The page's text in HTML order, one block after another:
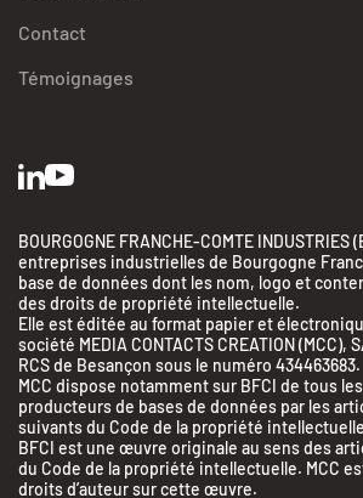
Contact
Témoignages
BOURGOGNE FRANCHE-COMTE INDUSTRIES
entreprises industrielles de Bourgogne
base de données dont les nom, logo et
des droits de propriété intellectuelle.
Elle est éditée au format papier et
société MEDIA CONTACTS CREATION (MCC),
RCS de Besançon sous le numéro 434463683.
MCC dispose notamment sur BFCI de tous
producteurs de bases de données par les
suivants du Code de la propriété
BFCI est une œuvre originale au sens des
du Code de la propriété intellectuelle. MCC
droits d’auteur sur cette œuvre.